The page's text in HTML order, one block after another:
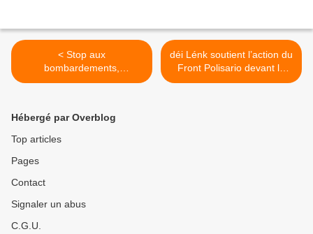
< Stop aux
bombardements,
investissons dans la paix
déi Lénk soutient l’action du
Front Polisario devant la
CJUE >
Hébergé par Overblog
Top articles
Pages
Contact
Signaler un abus
C.G.U.